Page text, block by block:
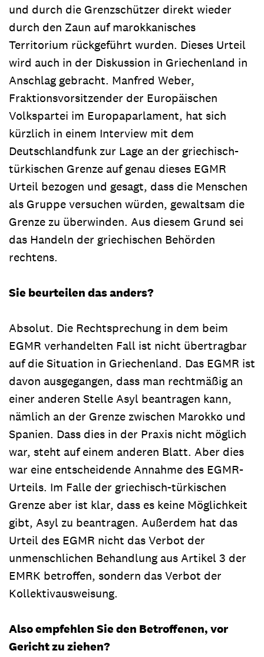
und durch die Grenzschützer direkt wieder
durch den Zaun auf marokkanisches
Territorium rückgeführt wurden. Dieses Urteil
wird auch in der Diskussion in Griechenland in
Anschlag gebracht. Manfred Weber,
Fraktionsvorsitzender der Europäischen
Volkspartei im Europaparlament, hat sich
kürzlich in einem Interview mit dem
Deutschlandfunk zur Lage an der griechisch-
türkischen Grenze auf genau dieses EGMR
Urteil bezogen und gesagt, dass die Menschen
als Gruppe versuchen würden, gewaltsam die
Grenze zu überwinden. Aus diesem Grund sei
das Handeln der griechischen Behörden
rechtens.
Sie beurteilen das anders?
Absolut. Die Rechtsprechung in dem beim
EGMR verhandelten Fall ist nicht übertragbar
auf die Situation in Griechenland. Das EGMR ist
davon ausgegangen, dass man rechtmäßig an
einer anderen Stelle Asyl beantragen kann,
nämlich an der Grenze zwischen Marokko und
Spanien. Dass dies in der Praxis nicht möglich
war, steht auf einem anderen Blatt. Aber dies
war eine entscheidende Annahme des EGMR-
Urteils. Im Falle der griechisch-türkischen
Grenze aber ist klar, dass es keine Möglichkeit
gibt, Asyl zu beantragen. Außerdem hat das
Urteil des EGMR nicht das Verbot der
unmenschlichen Behandlung aus Artikel 3 der
EMRK betroffen, sondern das Verbot der
Kollektivausweisung.
Also empfehlen Sie den Betroffenen, vor
Gericht zu ziehen?